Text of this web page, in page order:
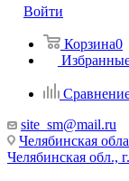
Войти
Корзина0
site_sm@mail.ru
Челябинская
Челябинская обл.,